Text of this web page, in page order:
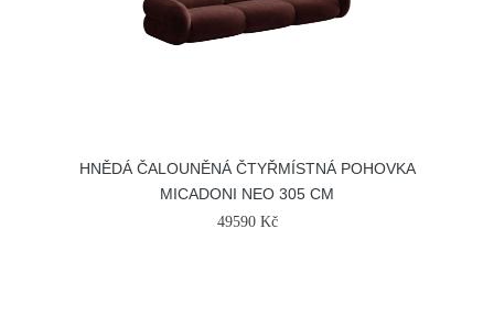
HNĚDÁ ČALOUNĚNÁ ČTYŘMÍSTNÁ POHOVKA
MICADONI NEO 305 CM
49590 Kč